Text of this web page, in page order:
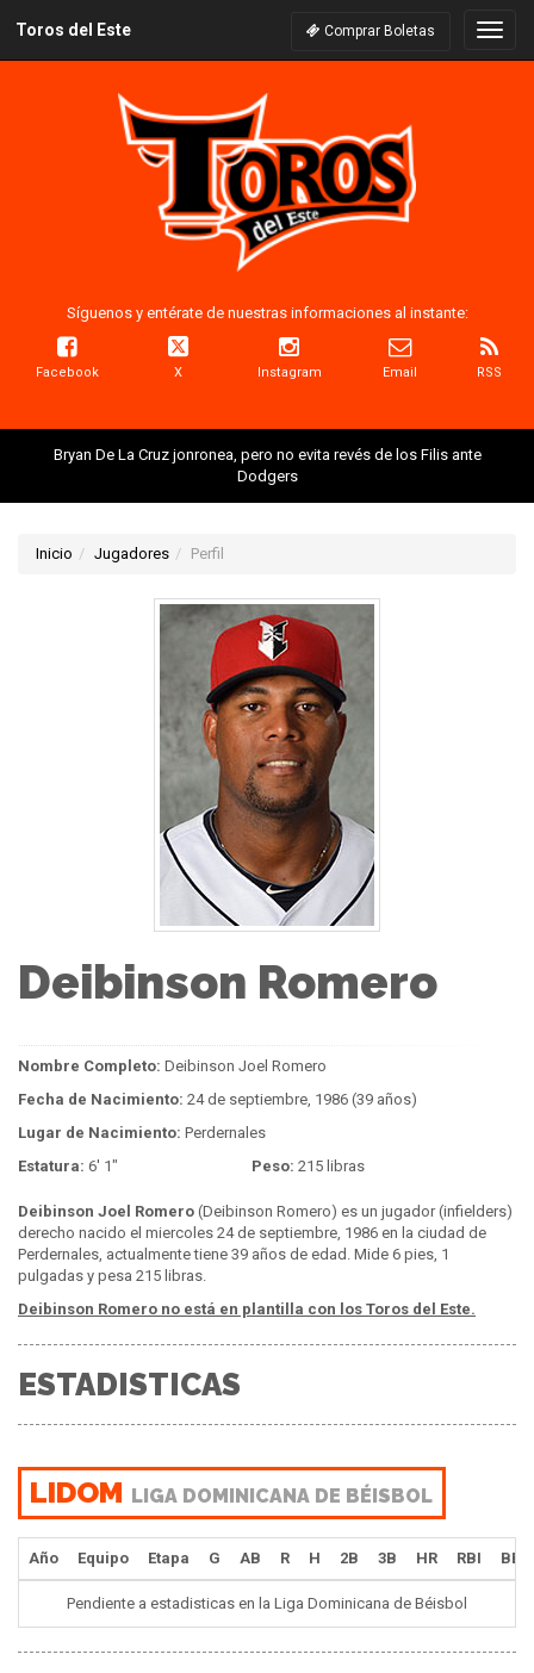
Toros del Este Comprar Boletas
Síguenos y entérate de nuestras informaciones al instante:
Facebook X Instagram Email RSS
Bryan De La Cruz jonronea, pero no evita revés de los Filis ante
Dodgers
Inicio Jugadores Perfil
Deibinson Romero
Nombre Completo: Deibinson Joel Romero
Fecha de Nacimiento: 24 de septiembre, 1986 (39 años)
Lugar de Nacimiento: Perdernales
Estatura: 6' 1" Peso: 215 libras
Deibinson Joel Romero (Deibinson Romero) es un jugador (infielders)
derecho nacido el miercoles 24 de septiembre, 1986 en la ciudad de
Perdernales, actualmente tiene 39 años de edad. Mide 6 pies, 1
pulgadas y pesa 215 libras.
Deibinson Romero no está en plantilla con los Toros del Este.
ESTADISTICAS
LIDOM LIGA DOMINICANA DE BÉISBOL
Año Equipo Etapa G AB R H 2B 3B HR RBI BB
Pendiente a estadisticas en la Liga Dominicana de Béisbol